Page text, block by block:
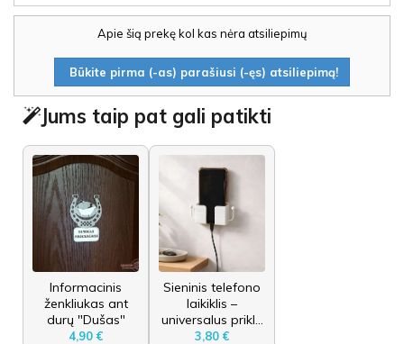
Apie šią prekę kol kas nėra atsiliepimų
Būkite pirma (-as) parašiusi (-ęs) atsiliepimą!
Jums taip pat gali patikti
Informacinis
ženkliukas ant
durų "Dušas"
4,90 €
Sieninis telefono
laikiklis –
universalus prikl...
3,80 €